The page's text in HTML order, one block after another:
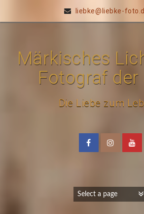
liebke@liebke-
Märkisches
Fotograf der
Die Liebe zum